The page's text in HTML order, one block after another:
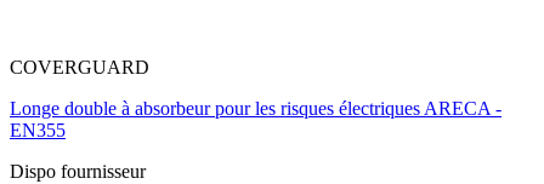
COVERGUARD
Longe double à absorbeur pour les risques électriques ARECA -
EN355
Dispo fournisseur